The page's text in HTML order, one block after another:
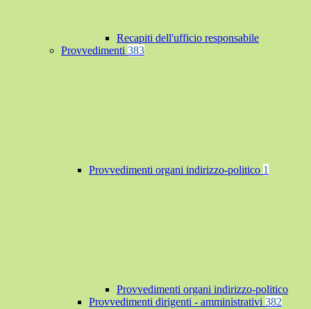
Recapiti dell'ufficio responsabile
Provvedimenti 383
Provvedimenti organi indirizzo-politico 1
Provvedimenti organi indirizzo-politico
Provvedimenti dirigenti - amministrativi 382